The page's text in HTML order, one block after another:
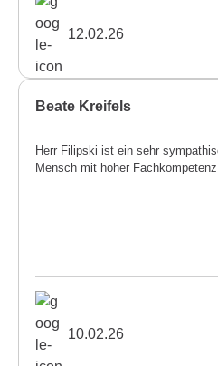
12.02.26
Beate Kreifels
Herr Filipski ist ein sehr
Mensch mit hoher Fachkompetenz
10.02.26